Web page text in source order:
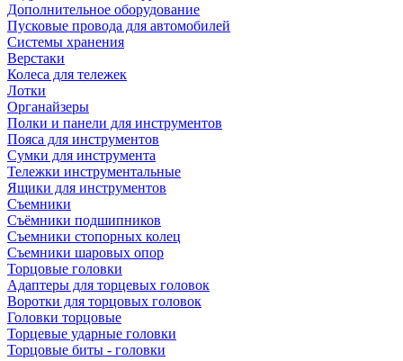
Дополнительное оборудование
Пусковые провода для автомобилей
Системы хранения
Верстаки
Колеса для тележек
Лотки
Органайзеры
Полки и панели для инструментов
Пояса для инструментов
Сумки для инструмента
Тележки инструментальные
Ящики для инструментов
Съемники
Съёмники подшипников
Съемники стопорных колец
Съемники шаровых опор
Торцовые головки
Адаптеры для торцевых головок
Воротки для торцовых головок
Головки торцовые
Торцевые ударные головки
Торцовые биты - головки